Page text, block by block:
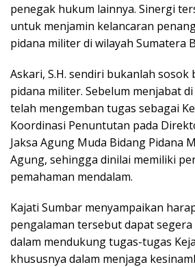
penegak hukum lainnya. Sinergi
untuk menjamin kelancaran
pidana militer di wilayah Sumatera
Askari, S.H. sendiri bukanlah sosok
pidana militer. Sebelum menjabat
telah mengemban tugas sebagai
Koordinasi Penuntutan pada
Jaksa Agung Muda Bidang Pidana
Agung, sehingga dinilai memiliki
pemahaman mendalam.
Kajati Sumbar menyampaikan
pengalaman tersebut dapat
dalam mendukung tugas-tugas
khususnya dalam menjaga